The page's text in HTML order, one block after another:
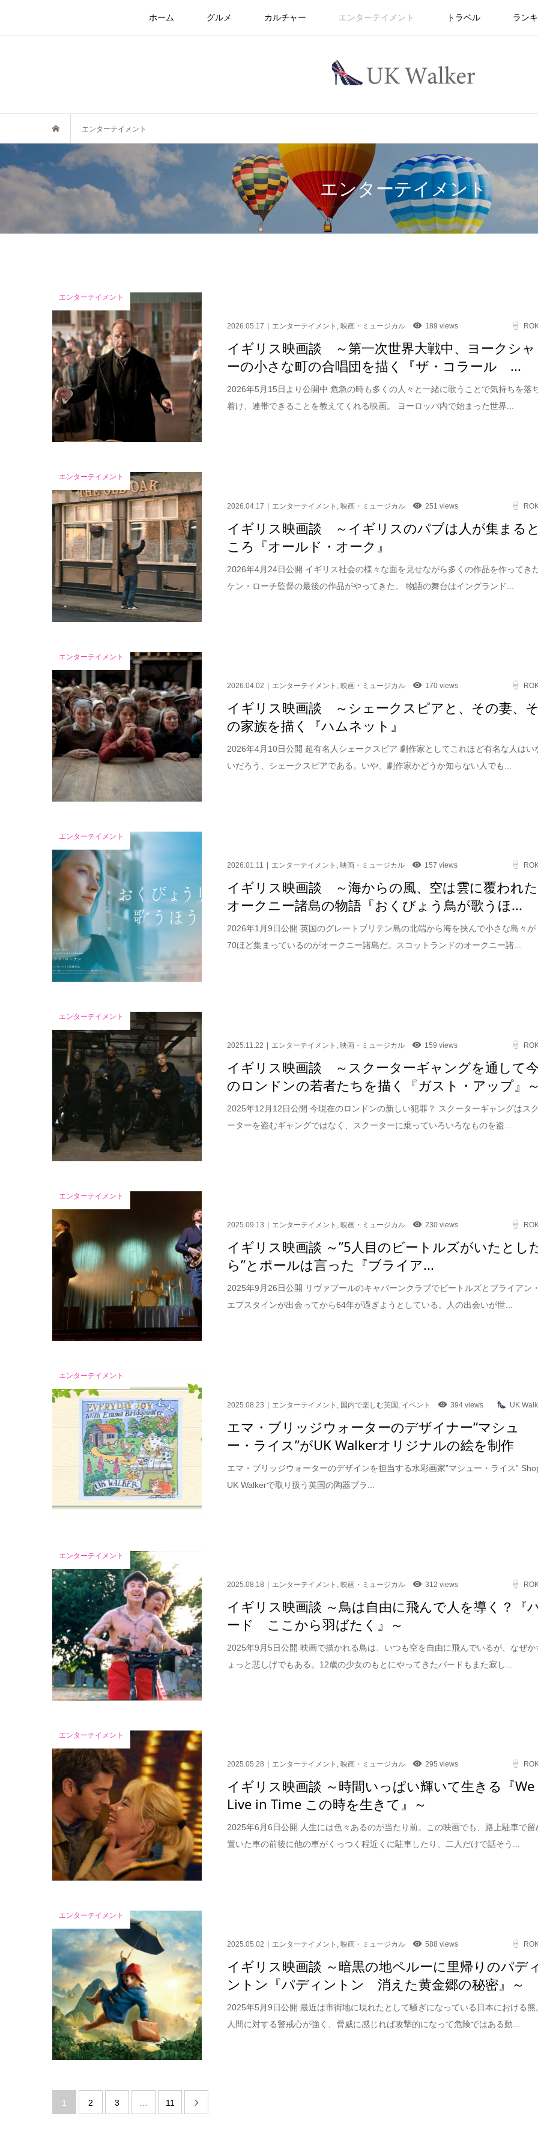
ホーム グルメ カルチャー エンターテイメント トラベル ラン
エンターテイメント
エンターテイメント
エンターテイメント
2026.05.17 エンターテイメント , 映画・ミュージカル 189 views
イギリス映画談 ～第一次世界大戦中、ヨークシャ
ーの小さな町の合唱団を描く『ザ・コラール ...
2026年5月15日より公開中 危急の時も多くの人々と一緒に歌うことで気持ちを落
着け、連帯できることを教えてくれる映画。 ヨーロッパ内で始まった世界...
エンターテイメント
2026.04.17 エンターテイメント ,映画・ミュージカル 251 views
イギリス映画談 ～イギリスのパブは人が集まると
ころ『オールド・オーク』
2026年4月24日公開 イギリス社会の様々な面を見せながら多くの作品を作ってき
ケン・ローチ監督の最後の作品がやってきた。 物語の舞台はイングランド...
エンターテイメント
2026.04.02 エンターテイメント , 映画・ミュージカル 170 views
イギリス映画談 ～シェークスピアと、その妻、そ
の家族を描く『ハムネット』
2026年4月10日公開 超有名人シェークスピア 劇作家としてこれほど有名な人はい
いだろう、シェークスピアである。いや、劇作家かどうか知らない人でも...
エンターテイメント
2026.01.11 エンターテイメント , 映画・ミュージカル 157 views
イギリス映画談 ～海からの風、空は雲に覆われた
オークニー諸島の物語『おくびょう鳥が歌うほ...
2026年1月9日公開 英国のグレートブリテン島の北端から海を挟んで小さな島々が
70ほど集まっているのがオークニー諸島だ。スコットランドのオークニー諸...
エンターテイメント
2025.11.22 エンターテイメント ,映画・ミュージカル 159 views
イギリス映画談 ～スクーターギャングを通して今
のロンドンの若者たちを描く『ガスト・アップ』～
2025年12月12日公開 今現在のロンドンの新しい犯罪？ スクーターギャングはスク
ーターを盗むギャングではなく、スクーターに乗っていろいろなものを盗...
エンターテイメント
2025.09.13 エンターテイメント , 映画・ミュージカル 230 views
イギリス映画談 ～”5人目のビートルズがいたとし
ら”とポールは言った『ブライア...
2025年9月26日公開 リヴァプールのキャバーンクラブでビートルズとブライアン・
エプスタインが出会ってから64年が過ぎようとしている。人の出会いが世...
エンターテイメント
2025.08.23 エンターテイメント 国内で楽しむ英国 イベント 394 views UK
エマ・ブリッジウォーターのデザイナー“マシュ
ー・ライス”がUK Walkerオリジナルの絵を制作
エマ・ブリッジウォーターのデザインを担当する水彩画家”マシュー・ライス”
UK Walkerで取り扱う英国の陶器ブラ...
エンターテイメント
2025.08.18 エンターテイメント , 映画・ミュージカル 312 views
イギリス映画談 ～鳥は自由に飛んで人を導く？『
ード ここから羽ばたく』～
2025年9月5日公開 映画で描かれる鳥は、いつも空を自由に飛んでいるが、なぜか
ょっと悲しげでもある。12歳の少女のもとにやってきたバードもまた寂し...
エンターテイメント
2025.05.28 エンターテイメント , 映画・ミュージカル 295 views
イギリス映画談 ～時間いっぱい輝いて生きる『We
Live in Time この時を生きて』～
2025年6月6日公開 人生には色々あるのが当たり前。この映画でも、路上駐車で留
置いた車の前後に他の車がくっつく程近くに駐車したり、二人だけで話そう...
エンターテイメント
2025.05.02 エンターテイメント ,映画・ミュージカル 588 views
イギリス映画談 ～暗黒の地ペルーに里帰りのパデ
ントン『パディントン 消えた黄金郷の秘密』～
2025年5月9日公開 最近は市街地に現れたとして騒ぎになっている日本における熊
人間に対する警戒心が強く、脅威に感じれば攻撃的になって危険ではある動...
1 2 3 11 